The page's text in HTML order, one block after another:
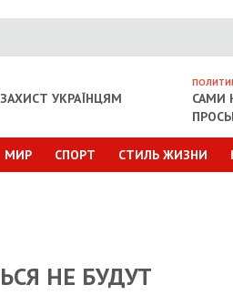
УКРАЇНЦЯМ
САМИ
МИР СПОРТ СТИЛЬ ЖИЗНИ
НЕ БУДУТ